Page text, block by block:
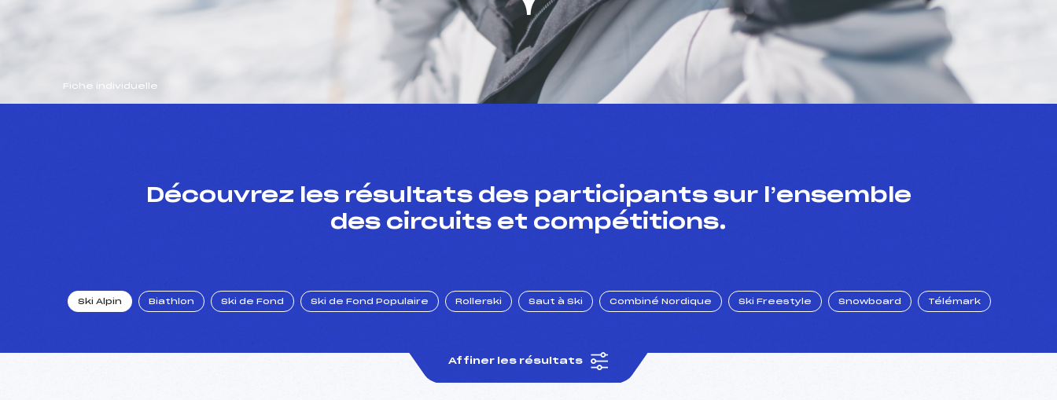
Fiche individuelle
Découvrez les résultats des participants sur l’ensemble
des circuits et compétitions.
Ski Alpin Biathlon Ski de Fond Ski de Fond Populaire Rollerski Saut à Ski Combiné Nordique Ski Freestyle Snowboard Télémark
Affiner les résultats